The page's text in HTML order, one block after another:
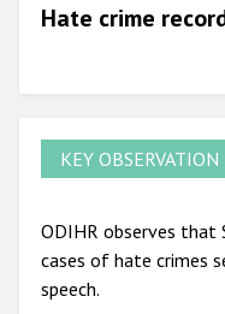
Hate crime
KEY OBSERVATION
ODIHR observes that
cases of hate crimes
speech.